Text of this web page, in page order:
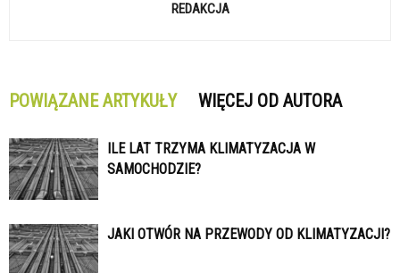
REDAKCJA
POWIĄZANE ARTYKUŁY WIĘCEJ OD AUTORA
ILE LAT TRZYMA KLIMATYZACJA W
SAMOCHODZIE?
JAKI OTWÓR NA PRZEWODY OD KLIMATYZACJI?